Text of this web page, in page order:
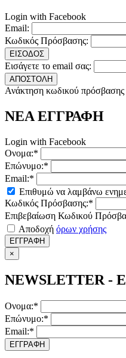
Login with Facebook
Email:
Κωδικός Πρόσβασης:
ΕΙΣΟΔΟΣ
Εισάγετε το email σας:
ΑΠΟΣΤΟΛΗ
Ανάκτηση κωδικού πρόσβασης
ΝΕΑ ΕΓΓΡΑΦΗ
Login with Facebook
Ονομα:*
Επώνυμο:*
Email:*
Επιθυμώ να λαμβάνω
Κωδικός Πρόσβασης:*
Επιβεβαίωση Κωδικού
Αποδοχή όρων χρήσης
ΕΓΓΡΑΦΗ
×
NEWSLETTER -
Ονομα:*
Επώνυμο:*
Email:*
ΕΓΓΡΑΦΗ